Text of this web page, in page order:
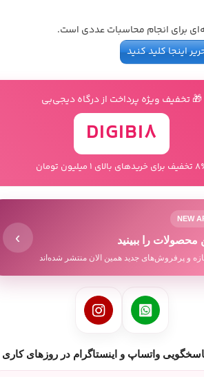
برای انجام محاسبات عددی است.
اینجا کلید کنید
🎁 تخفیف ویژه پرداخت از درگاه دیجی‌بی
DIGIBI8
بالای 1 میلیون تومان
NEW
محصولات را ببینید
و پرفروش‌های جدید همین الان منتشر شده‌اند
›
واتساپ و اینستاگرام در روزهای کاری